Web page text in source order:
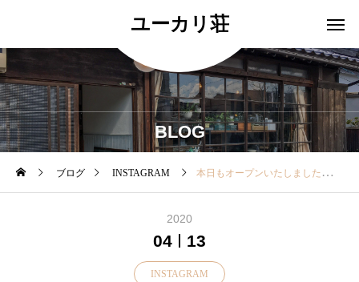
ユーカリ荘
BLOG
ブログ INSTAGRAM 本日もオープンいたしました・みなさま お待たせいたしました手作り「布のプリーツマスク」が本日入荷しております・ひとつひとつ大切につくられたこちらのマスク♪・ワイヤー+プリーツでフィット感抜群です・・また靴下の輪っかとハンカチ「縫わずにできるMOKU簡易マスク！」も少量ですがございます・▼肌触りのとても良いMOKUハンカチを使用約28×28㎝靴下の輪っかなので耳が痛くなりにくいのも嬉しいですね♡・・ぜひ店頭でチェックくださいね本日も18時まで皆様のご来店をお待ちしております・手作りプリーツマスク(price850+tax)MOKU簡易マスク(price400+tax) ……………………………………………………………【マスクのお問い合わせのお願い】大変心苦しいのですのですが少量での入荷なのとひとりで対応しておりますのでお電話、SNS等におひとりおひとりにご返答ができない状況にございます誠に申し訳ございません・皆様には、ご不便をおかけいたしますがお問い合わせ、お取り置き、ご発送のお電話はご配慮頂きますようお願い申し上げます・こちらの「布プリーツマスク」「簡易マスク」は店頭のみのお取り扱いとなりますので何卒、ご理解とご協力をお願いいたします・………………………………………………………………#島根#松江#ユーカリ荘#yukarisou#ライフスタイルショップ#セレクトショップ#古民家#雑貨#雑貨屋#アパレル#洋服#コーデ#手作りプリーツマスク#簡易マスク#マスク#moku#ガーゼ#島根観光#松江観光#島根旅行#松江旅行
2020
04 13
INSTAGRAM